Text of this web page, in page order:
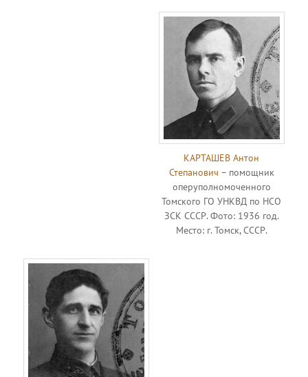
КАРТАШЕВ Антон
Степанович – помощник
оперуполномоченного
Томского ГО УНКВД по НСО
ЗСК СССР. Фото: 1936 год.
Место: г. Томск, СССР.